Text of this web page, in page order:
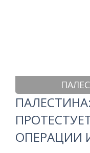
ОПЕРАЦИИ